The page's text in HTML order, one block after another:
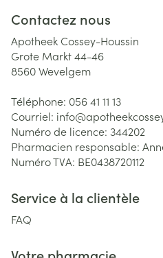
Contactez nous
Apotheek Cossey-Houssin
Grote Markt 44-46
8560Wevelgem
Téléphone: 056 41 11 13
Courriel: info@
Numéro de licence: 344202
Pharmacien responsable:
Numéro TVA: BE0438720112
Service à la clientèle
FAQ